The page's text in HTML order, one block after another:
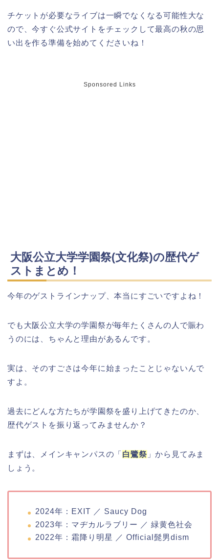
チケットが必要なライブは一瞬でなくなる可能性大な
ので、今すぐ公式サイトをチェックして最高の秋の思
い出を作る準備を始めてくださいね！
Sponsored Links
大阪公立大学学園祭(文化祭)の歴代ゲ
ストまとめ！
今年のゲストラインナップ、本当にすごいですよね！
でも大阪公立大学の学園祭が毎年たくさんの人で賑わ
うのには、ちゃんと理由があるんです。
実は、そのすごさは今年に始まったことじゃないんで
すよ。
過去にどんな方たちが学園祭を盛り上げてきたのか、
歴代ゲストを振り返ってみませんか？
まずは、メインキャンパスの「 白鷺祭 」から見てみま
しょう。
2024年：EXIT ／ Saucy Dog
2023年：マヂカルラブリー ／ 緑黄色社会
2022年：霜降り明星 ／ Official髭男dism